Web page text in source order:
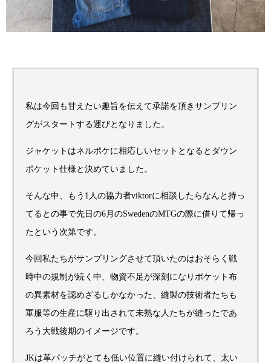
私は今回も甘えたい趣旨を伝えて承諾を頂きサンプリン
グがスタートする運びとなりました。
ジャケットはネルポケに相応しいセットとなるとダウン
ポケット仕様と決めていました。
そんな中、もう1人の協力者viktorに相談したらなんと持っ
てるとの事で先日の6月のSwedenのMTGの際に借りて帰っ
たという次第です。
今回私たちがサンプリングさせて頂いたのはおそらく戦
時中の規制が続く中、物資不足が深刻になりポケット布
の異素材を認めざるしかなかった、縫製の技術者たちも
軍服等の生産に駆り出されて未熟な人たちが縫ったであ
ろう大戦後期のイメージです。
JKは革パッチがとても低い位置に縫い付けられて、太い